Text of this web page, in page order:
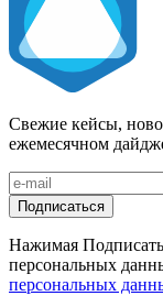
Свежие кейсы,
ежемесячном
Подписаться
Нажимая
персональных
персональных